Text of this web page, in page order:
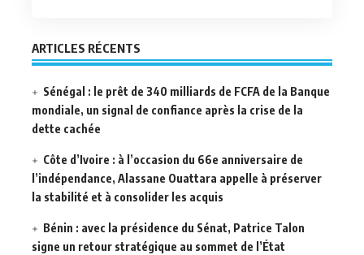
ARTICLES RÉCENTS
Sénégal : le prêt de 340 milliards de FCFA de la Banque
mondiale, un signal de confiance après la crise de la
dette cachée
Côte d’Ivoire : à l’occasion du 66e anniversaire de
l’indépendance, Alassane Ouattara appelle à préserver
la stabilité et à consolider les acquis
Bénin : avec la présidence du Sénat, Patrice Talon
signe un retour stratégique au sommet de l’État